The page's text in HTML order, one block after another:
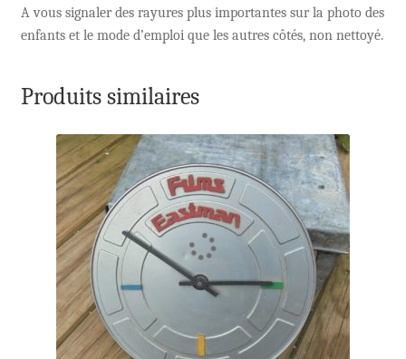
A vous signaler des rayures plus importantes sur la photo des
enfants et le mode d’emploi que les autres côtés, non nettoyé.
Produits similaires